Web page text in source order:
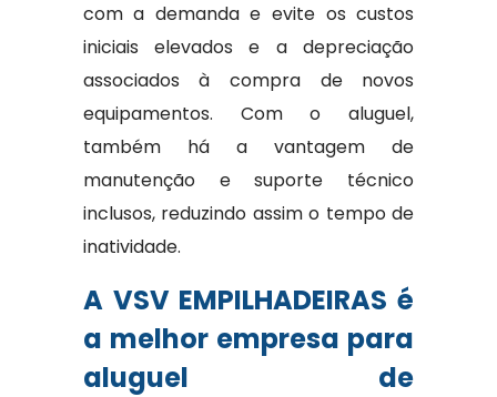
com a demanda e evite os custos
iniciais elevados e a depreciação
associados à compra de novos
equipamentos. Com o aluguel,
também há a vantagem de
manutenção e suporte técnico
inclusos, reduzindo assim o tempo de
inatividade.
A VSV EMPILHADEIRAS é
a melhor empresa para
aluguel de